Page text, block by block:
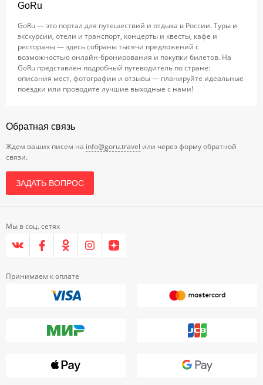
GoRu
GoRu — это портал для путешествий и отдыха в России. Туры и
экскурсии, отели и транспорт, концерты и квесты, кафе и
рестораны — здесь собраны тысячи предложений с
возможностью онлайн-бронирования и покупки билетов. На
GoRu представлен подробный путеводитель по стране:
описания мест, фотографии и отзывы — планируйте идеальные
поездки или проводите лучшие выходные с нами!
Обратная связь
Ждем ваших писем на info@goru.travel или через форму обратной
связи.
ЗАДАТЬ ВОПРОС
Мы в соц. сетях
Принимаем к оплате